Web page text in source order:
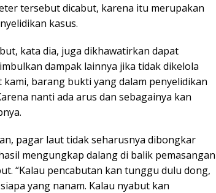
tersebut dicabut, karena itu merupakan
kasus.
kata dia, juga dikhawatirkan dapat
dampak lainnya jika tidak dikelola
barang bukti yang dalam penyelidikan
nanti ada arus dan sebagainya kan
pagar laut tidak seharusnya dibongkar
mengungkap dalang di balik pemasangan
“Kalau pencabutan kan tunggu dulu dong,
yang nanam. Kalau nyabut kan